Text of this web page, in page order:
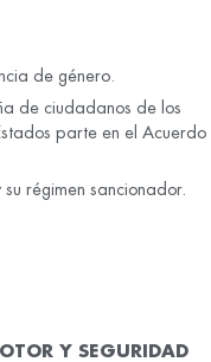
de género.
de ciudadanos de los
parte en el Acuerdo
régimen sancionador.
Y SEGURIDAD